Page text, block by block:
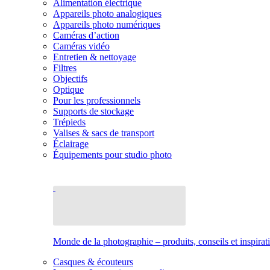
Alimentation électrique
Appareils photo analogiques
Appareils photo numériques
Caméras d’action
Caméras vidéo
Entretien & nettoyage
Filtres
Objectifs
Optique
Pour les professionnels
Supports de stockage
Trépieds
Valises & sacs de transport
Éclairage
Équipements pour studio photo
Monde de la photographie – produits, conseils et
Casques & écouteurs